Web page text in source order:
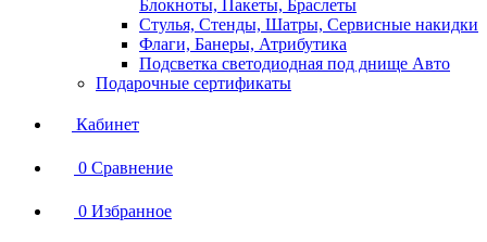
Блокноты, Пакеты, Браслеты
Стулья, Стенды, Шатры, Сервисные накидки
Флаги, Банеры, Атрибутика
Подсветка светодиодная под днище Авто
Подарочные сертификаты
Кабинет
0 Сравнение
0 Избранное